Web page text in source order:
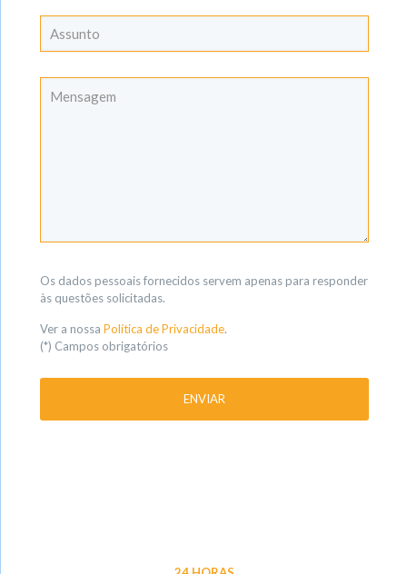
Os dados pessoais fornecidos servem apenas para responder
às questões solicitadas.
Ver a nossa Política de Privacidade.
(*) Campos obrigatórios